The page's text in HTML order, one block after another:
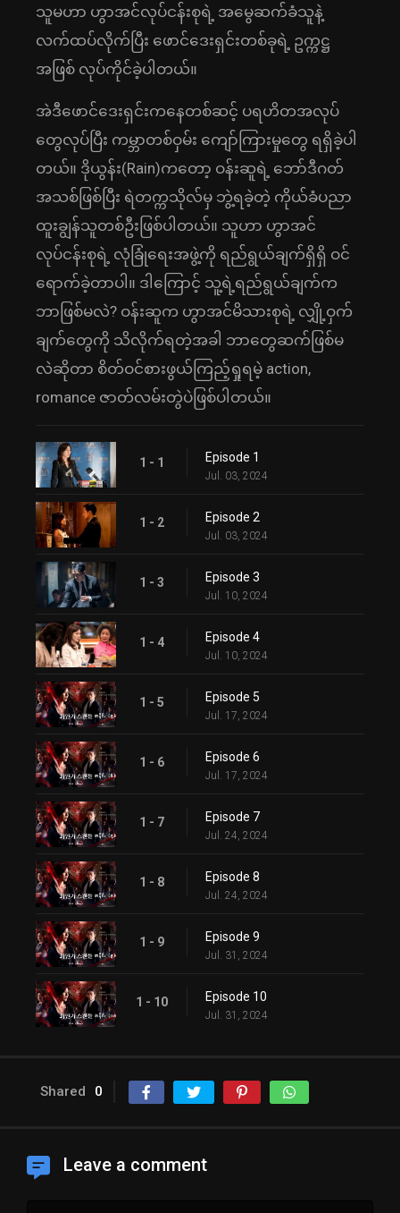
သူမဟာ ဟွာအင်လုပ်ငန်းစုရဲ့ အမွေဆက်ခံသူနဲ့
လက်ထပ်လိုက်ပြီး ဖောင်ဒေးရှင်းတစ်ခုရဲ့ ဥက္ကဋ္ဌ
အဖြစ် လုပ်ကိုင်ခဲ့ပါတယ်။
အဲဒီဖောင်ဒေးရှင်းကနေတစ်ဆင့် ပရဟိတအလုပ်
တွေလုပ်ပြီး ကမ္ဘာတစ်ဝှမ်း ကျော်ကြားမှုတွေ ရရှိခဲ့ပါ
တယ်။ ဒိုယွန်း(Rain)ကတော့ ဝန်းဆူရဲ့ ဘော်ဒီဂတ်
အသစ်ဖြစ်ပြီး ရဲတက္ကသိုလ်မှ ဘွဲ့ရခဲ့တဲ့ ကိုယ်ခံပညာ
ထူးချွန်သူတစ်ဦးဖြစ်ပါတယ်။ သူဟာ ဟွာအင်
လုပ်ငန်းစုရဲ့ လုံခြုံရေးအဖွဲ့ကို ရည်ရွယ်ချက်ရှိရှိ ဝင်
ရောက်ခဲ့တာပါ။ ဒါကြောင့် သူ့ရဲ့ရည်ရွယ်ချက်က
ဘာဖြစ်မလဲ? ဝန်းဆူက ဟွာအင်မိသားစုရဲ့ လျှို့ဝှက်
ချက်တွေကို သိလိုက်ရတဲ့အခါ ဘာတွေဆက်ဖြစ်မ
လဲဆိုတာ စိတ်ဝင်စားဖွယ်ကြည့်ရှုရမဲ့ action,
romance ဇာတ်လမ်းတွဲပဲဖြစ်ပါတယ်။
1 - 1 Episode 1
Jul. 03, 2024
1 - 2 Episode 2
Jul. 03, 2024
1 - 3 Episode 3
Jul. 10, 2024
1 - 4 Episode 4
Jul. 10, 2024
1 - 5 Episode 5
Jul. 17, 2024
1 - 6 Episode 6
Jul. 17, 2024
1 - 7 Episode 7
Jul. 24, 2024
1 - 8 Episode 8
Jul. 24, 2024
1 - 9 Episode 9
Jul. 31, 2024
1 - 10 Episode 10
Jul. 31, 2024
Shared 0
Leave a comment